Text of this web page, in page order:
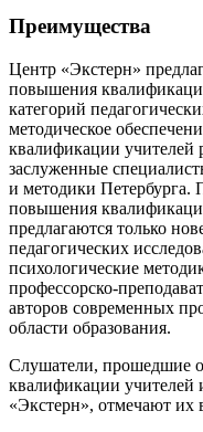
Преимущества
Центр «Экстерн»
повышения
категорий
методическое
квалификации учителей
заслуженные
и методики Петербурга.
повышения
предлагаются только
педагогических
психологические
профессорско-
авторов современных
области образования.
Слушатели, прошедшие
квалификации учителей
«Экстерн», отмечают их